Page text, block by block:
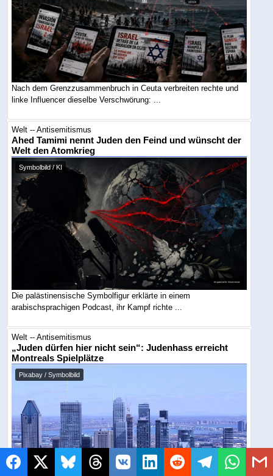
Nach dem Grenzzusammenbruch in Ceuta verbreiten rechte und
linke Influencer dieselbe Verschwörung: ...
Welt -- Antisemitismus
Ahed Tamimi nennt Juden den Feind und wünscht der
Welt den Atomkrieg
Symbolbild / KI
Die palästinensische Symbolfigur erklärte in einem
arabischsprachigen Podcast, ihr Kampf richte ...
Welt -- Antisemitismus
„Juden dürfen hier nicht sein“: Judenhass erreicht
Montreals Spielplätze
Pixabay / Symbolbild